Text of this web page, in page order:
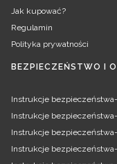
Jak kupować?
Regulamin
Polityka prywatności
BEZPIECZEŃSTWO I
Instrukcje
Instrukcje
Instrukcje
Instrukcje bezpieczeństwa-